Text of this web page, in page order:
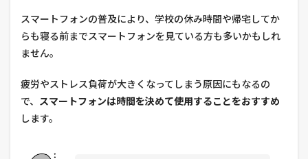
スマートフォンの普及により、学校の休み時間や帰宅してか
らも寝る前までスマートフォンを見ている方も多いかもしれ
ません。
疲労やストレス負荷が大きくなってしまう原因にもなるの
で、
スマートフォンは時間を決めて使用することをおすすめ
します。